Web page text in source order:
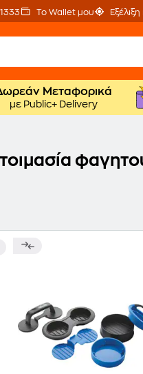
Το Wallet μου
Μεταφορικά
με Public+ Delivery